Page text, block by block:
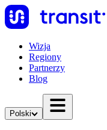
Wizja
Regiony
Partnerzy
Blog
Polski